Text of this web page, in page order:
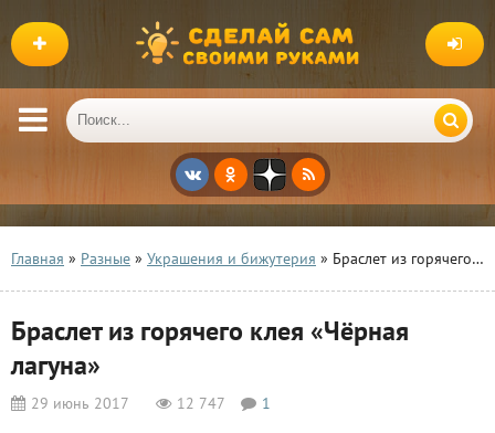
Главная » Разные » Украшения и бижутерия » Браслет из горячего клея «Чёрная лагуна»
Браслет из горячего клея «Чёрная
лагуна»
29 июнь 2017 12 747 1